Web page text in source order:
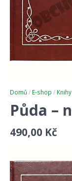
Domů/ E-shop / Knihy
Půda –
490,00 Kč